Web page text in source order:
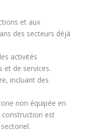
et aux
des secteurs déjà
activités
et de services.
incluant des
non équipée en
construction est